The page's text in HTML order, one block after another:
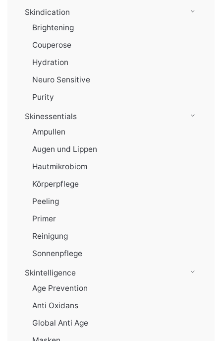
Skindication
Brightening
Couperose
Hydration
Neuro Sensitive
Purity
Skinessentials
Ampullen
Augen und Lippen
Hautmikrobiom
Körperpflege
Peeling
Primer
Reinigung
Sonnenpflege
Skintelligence
Age Prevention
Anti Oxidans
Global Anti Age